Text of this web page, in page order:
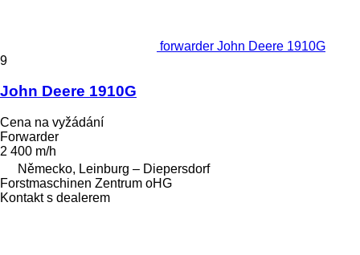
forwarder John Deere 1910G
9
John Deere 1910G
Cena na vyžádání
Forwarder
2 400 m/h
Německo, Leinburg – Diepersdorf
Forstmaschinen Zentrum oHG
Kontakt s dealerem